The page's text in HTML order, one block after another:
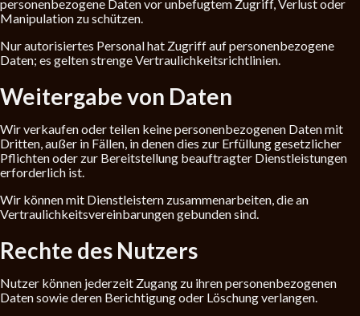
personenbezogene Daten vor unbefugtem Zugriff, Verlust oder
Manipulation zu schützen.
Nur autorisiertes Personal hat Zugriff auf personenbezogene
Daten; es gelten strenge Vertraulichkeitsrichtlinien.
Weitergabe von Daten
Wir verkaufen oder teilen keine personenbezogenen Daten mit
Dritten, außer in Fällen, in denen dies zur Erfüllung gesetzlicher
Pflichten oder zur Bereitstellung beauftragter Dienstleistungen
erforderlich ist.
Wir können mit Dienstleistern zusammenarbeiten, die an
Vertraulichkeitsvereinbarungen gebunden sind.
Rechte des Nutzers
Nutzer können jederzeit Zugang zu ihren personenbezogenen
Daten sowie deren Berichtigung oder Löschung verlangen.